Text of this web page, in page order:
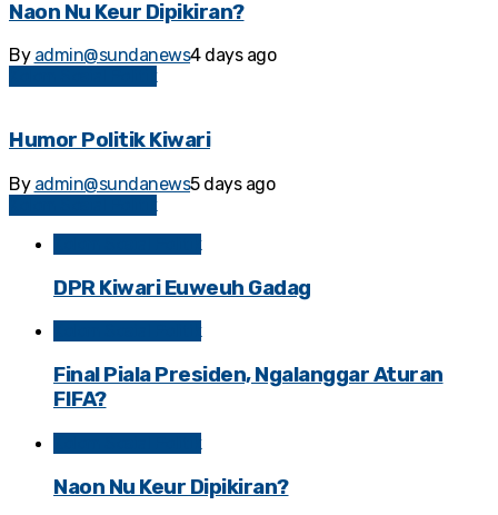
Naon Nu Keur Dipikiran?
By admin@sundanews4 days ago
Humor Politik Kiwari
By admin@sundanews5 days ago
DPR Kiwari Euweuh Gadag
Final Piala Presiden, Ngalanggar Aturan
FIFA?
Naon Nu Keur Dipikiran?